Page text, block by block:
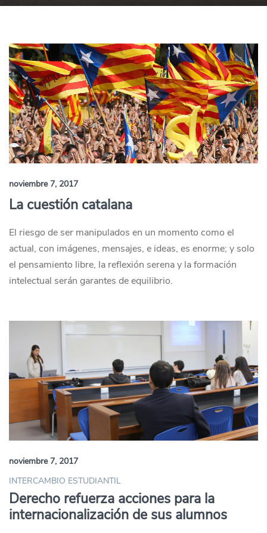
noviembre 7, 2017
La cuestión catalana
El riesgo de ser manipulados en un momento como el
actual, con imágenes, mensajes, e ideas, es enorme; y solo
el pensamiento libre, la reflexión serena y la formación
intelectual serán garantes de equilibrio.
noviembre 7, 2017
INTERCAMBIO ESTUDIANTIL
Derecho refuerza acciones para la
internacionalización de sus alumnos